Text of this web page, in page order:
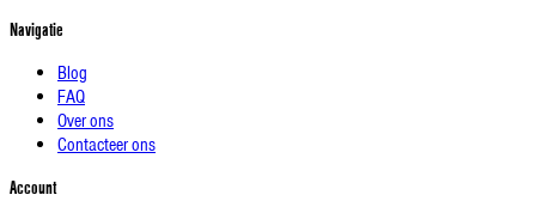
Navigatie
Blog
FAQ
Over ons
Contacteer ons
Account